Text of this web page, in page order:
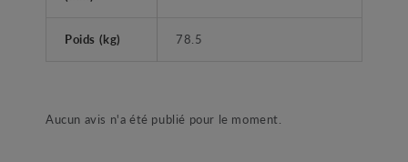
Poids (kg) 78.5
Aucun avis n'a été publié pour le moment.